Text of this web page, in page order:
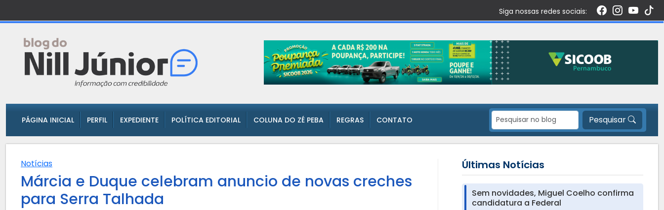
Siga nossas redes sociais:
PÁGINA INICIAL PERFIL EXPEDIENTE POLÍTICA EDITORIAL COLUNA DO ZÉ PEBA REGRAS CONTATO Pesquisar
Notícias
Márcia e Duque celebram anuncio de novas creches
para Serra Talhada
Últimas Notícias
Sem novidades, Miguel Coelho confirma
candidatura a Federal